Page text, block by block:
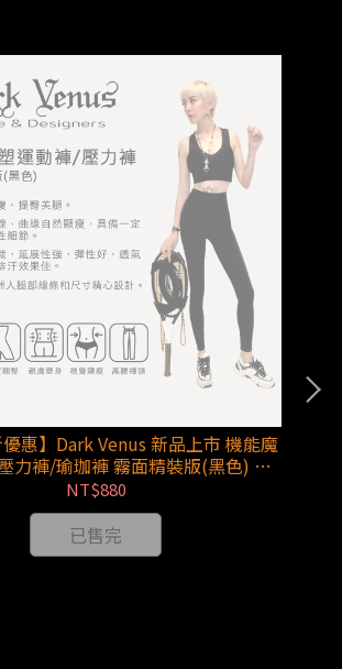
優惠】Dark Venus 新品上市 機能魔
力褲/瑜珈褲 霧面精裝版(黑色) 收
腰、修腿、修身 一秒就搞定!!
NT$880
已售完